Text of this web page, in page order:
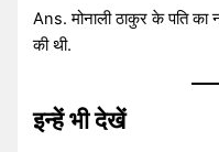
Ans. मोनाली ठाकुर के पति का
की थी.
इन्हें भी देखें